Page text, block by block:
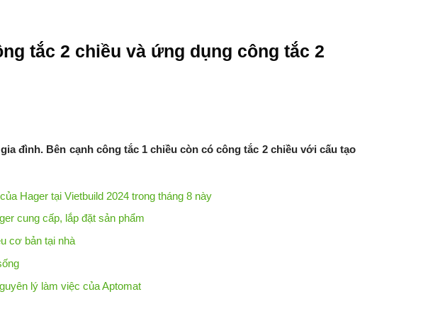
tắc 2 chiều và ứng dụng công tắc 2
đình. Bên cạnh công tắc 1 chiều còn có công tắc 2 chiều với cấu tạo
Hager tại Vietbuild 2024 trong tháng 8 này
cung cấp, lắp đặt sản phẩm
cơ bản tại nhà
lý làm việc của Aptomat